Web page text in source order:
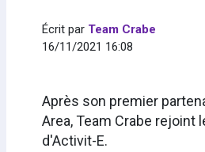
Écrit par Team Crabe
16/11/2021 16:08
Après son premier
Area, Team Crabe rejoint
d'Activit-E.